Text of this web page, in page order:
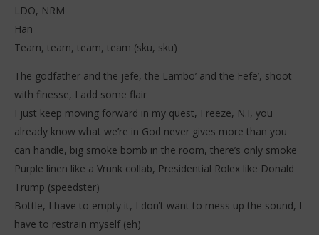
LDO, NRM
Han
Team, team, team, team (sku, sku)
The godfather and the jefe, the Lambo’ and the Fefe’, shoot
with finesse, I add some flair
I just keep moving forward in my quest, Freeze, N.I, you
already know what we’re in God never gives more than you
can handle, big smoke bomb in the room, there’s only smoke
Purple linen like a Vrunk collab, Presidential Rolex like Donald
Trump (speedster)
Bottle, I have to empty it, I don’t want to mess up the sound, I
have to restrain myself (eh)